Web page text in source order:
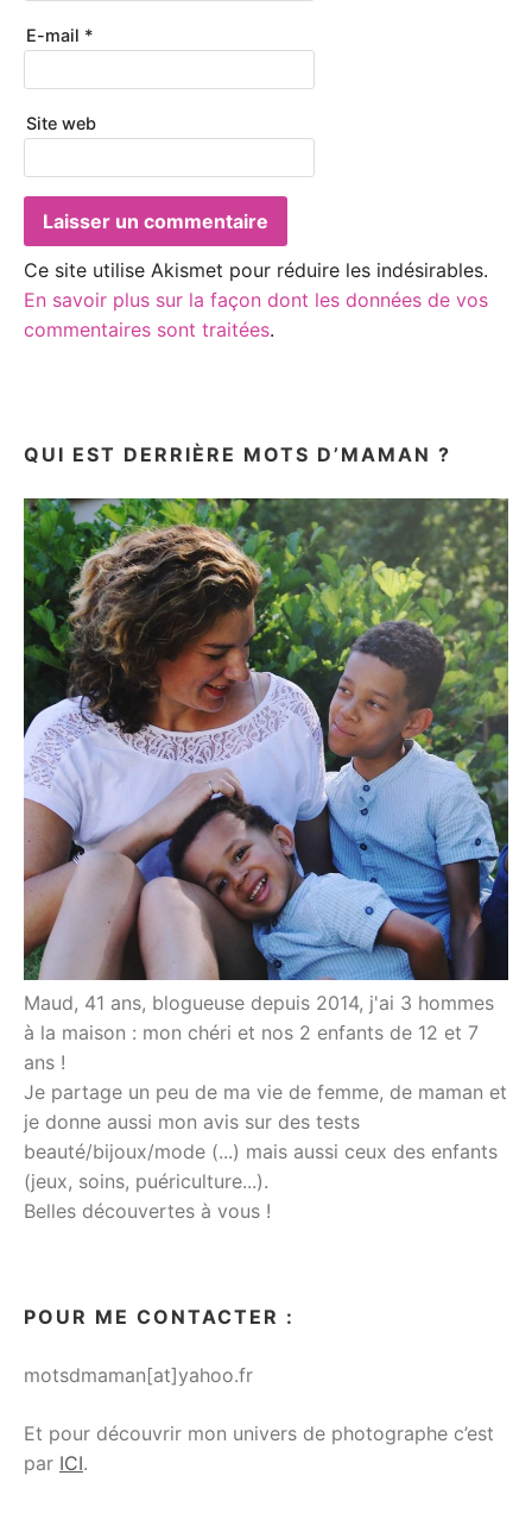
E-mail *
Site web
Ce site utilise Akismet pour réduire les indésirables.
En savoir plus sur la façon dont les données de vos
commentaires sont traitées.
QUI EST DERRIÈRE MOTS D’MAMAN ?
Maud, 41 ans, blogueuse depuis 2014, j'ai 3 hommes
à la maison : mon chéri et nos 2 enfants de 12 et 7
ans !
Je partage un peu de ma vie de femme, de maman et
je donne aussi mon avis sur des tests
beauté/bijoux/mode (...) mais aussi ceux des enfants
(jeux, soins, puériculture...).
Belles découvertes à vous !
POUR ME CONTACTER :
motsdmaman[at]yahoo.fr
Et pour découvrir mon univers de photographe c’est
par ICI.